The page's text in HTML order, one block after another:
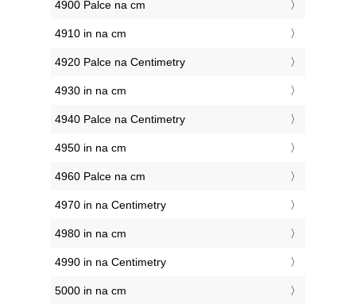
4900 Palce na cm
4910 in na cm
4920 Palce na Centimetry
4930 in na cm
4940 Palce na Centimetry
4950 in na cm
4960 Palce na cm
4970 in na Centimetry
4980 in na cm
4990 in na Centimetry
5000 in na cm